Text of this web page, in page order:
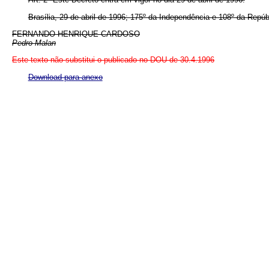
Brasília, 29 de abril de 1996; 175º da Independência e 108º da
FERNANDO HENRIQUE CARDOSO
Pedro Malan
Este texto não substitui o publicado no DOU de 30.4.1996
Download para anexo